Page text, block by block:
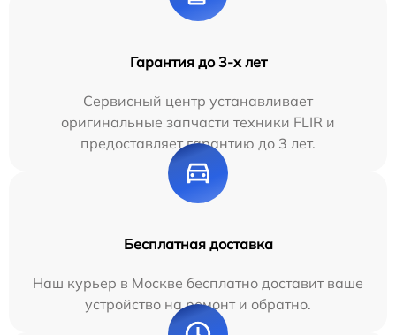
Гарантия до 3-х лет
Сервисный центр устанавливает
оригинальные запчасти техники FLIR и
предоставляет гарантию до 3 лет.
Бесплатная доставка
Наш курьер в Москве бесплатно доставит ваше
устройство на ремонт и обратно.